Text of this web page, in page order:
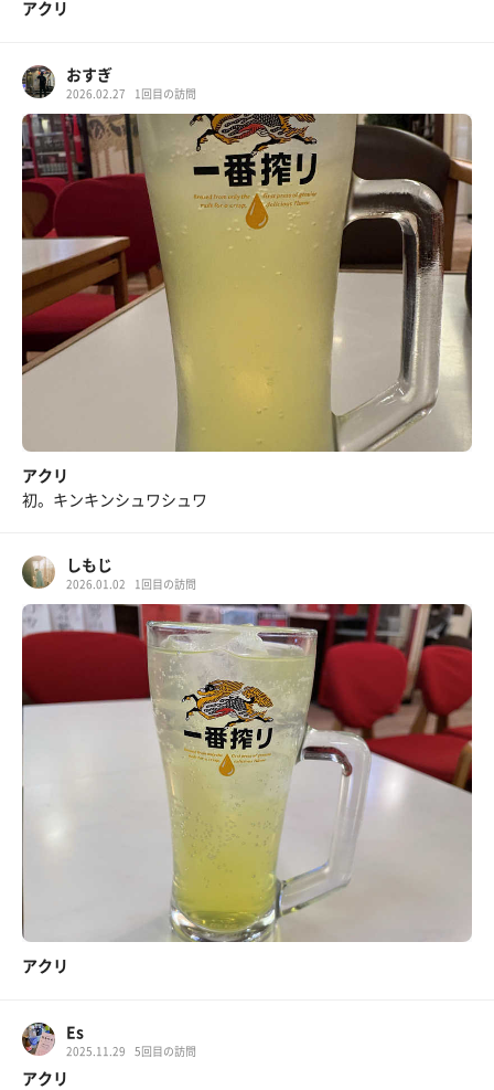
アクリ
おすぎ
2026.02.27 1回目の訪問
アクリ
初。キンキンシュワシュワ
しもじ
2026.01.02 1回目の訪問
アクリ
Es
2025.11.29 5回目の訪問
アクリ